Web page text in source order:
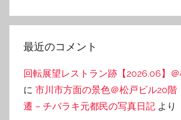
最近のコメント
回転展望レストラン跡【2026.06】
に 市川市方面の景色＠松戸ビル20階
遷 – チバラキ元都民の写真日記 より